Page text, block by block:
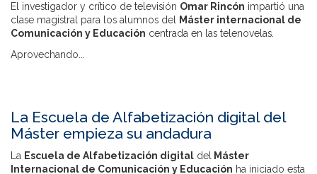
El investigador y crítico de televisión Omar Rincón impartió una
clase magistral para los alumnos del Máster internacional de
Comunicación y Educación centrada en las telenovelas.
Aprovechando...
La Escuela de Alfabetización digital del
Máster empieza su andadura
La Escuela de Alfabetización digital del Máster
Internacional de Comunicación y Educación ha iniciado esta